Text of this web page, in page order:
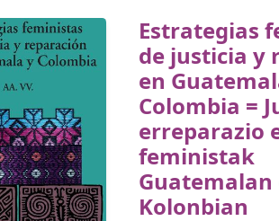
Estrategias
de justicia y
en
Colombia =
erreparazio
feministak
Guatemalan
Kolonbian